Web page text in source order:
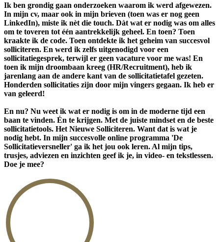
Ik ben grondig gaan onderzoeken waarom ik werd afgewezen.
In mijn cv, maar ook in mijn brieven (toen was er nog geen
LinkedIn), miste ik nèt die touch. Dàt wat er nodig was om alles
om te toveren tot één aantrekkelijk geheel. En toen? Toen
kraakte ik de code. Toen ontdekte ik het geheim van succesvol
solliciteren. En werd ik zelfs uitgenodigd voor een
sollicitatiegesprek, terwijl er geen vacature voor me was! En
toen ik mijn droombaan kreeg (HR/Recruitment), heb ik
jarenlang aan de andere kant van de sollicitatietafel gezeten.
Honderden sollicitaties zijn door mijn vingers gegaan. Ik heb er
van geleerd!
En nu? Nu weet ik wat er nodig is om in de moderne tijd een
baan te vinden. Én te krijgen. Met de juiste mindset en de beste
sollicitatietools. Het Nieuwe Solliciteren. Want dat is wat je
nodig hebt. In mijn succesvolle online programma 'De
Sollicitatieversneller' ga ik het jou ook leren. Al mijn tips,
trusjes, adviezen en inzichten geef ik je, in video- en tekstlessen.
Doe je mee?